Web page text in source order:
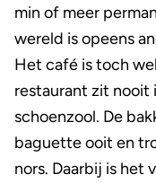
min of meer
wereld is opeens
Het café is toch
restaurant zit nooit
schoenzool. De
baguette ooit en
nors. Daarbij is het